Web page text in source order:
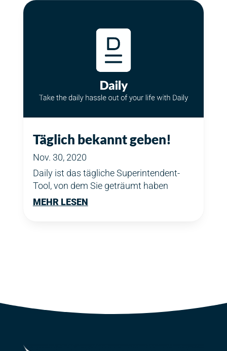
Täglich bekannt geben!
Nov. 30, 2020
Daily ist das tägliche Superintendent-
Tool, von dem Sie geträumt haben
MEHR LESEN